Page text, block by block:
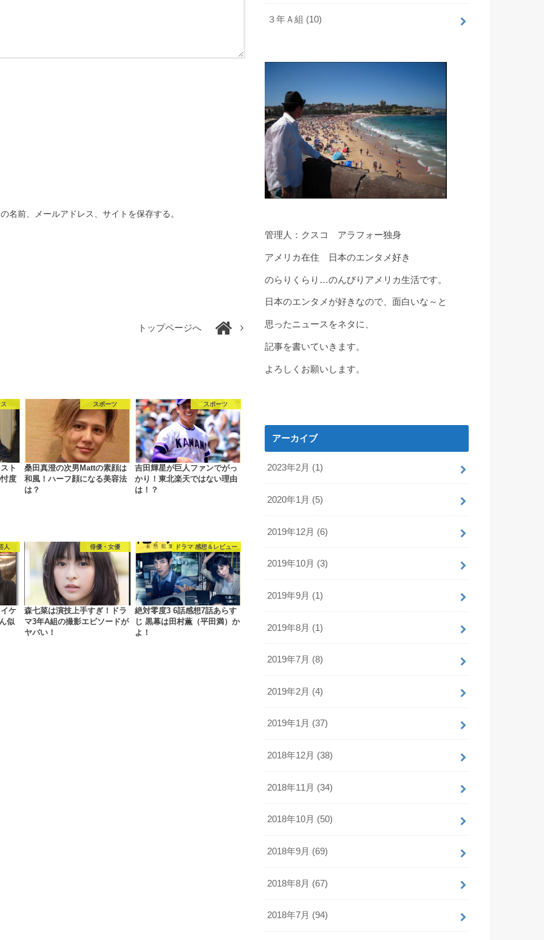
名前、メールアドレス、サイトを保存する。
トップページへ
ト
度
スポーツ
桑田真澄の次男Mattの素顔は
和風！ハーフ顔になる美容法
は？
スポーツ
吉田輝星が巨人ファンでがっ
かり！東北楽天ではない理由
は！？
人
ケ
似
俳優・女優
森七菜は演技上手すぎ！ドラ
マ3年A組の撮影エピソードが
ヤバい！
ドラマ 感想＆レビュー
絶対零度3 6話感想7話あらす
じ 黒幕は田村薫（平田満）か
よ！
３年Ａ組 (10)
管理人：クスコ アラフォー独身
アメリカ在住 日本のエンタメ好き
のらりくらり…のんびりアメリカ生活です。
日本のエンタメが好きなので、面白いな～と
思ったニュースをネタに、
記事を書いていきます。
よろしくお願いします。
アーカイブ
2023年2月 (1)
2020年1月 (5)
2019年12月 (6)
2019年10月 (3)
2019年9月 (1)
2019年8月 (1)
2019年7月 (8)
2019年2月 (4)
2019年1月 (37)
2018年12月 (38)
2018年11月 (34)
2018年10月 (50)
2018年9月 (69)
2018年8月 (67)
2018年7月 (94)